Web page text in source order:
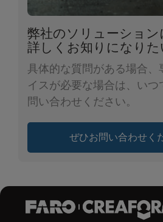
弊社のソリューション
詳しくお知りになりた
具体的な質問がある場合、
イスが必要な場合は、いつ
問い合わせください。
ぜひお問い合わせく